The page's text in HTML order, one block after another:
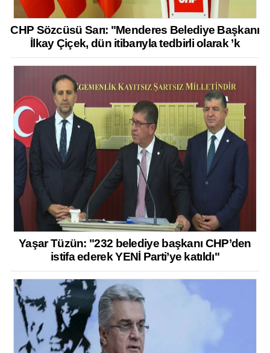
CHP Sözcüsü Sarı: "Menderes Belediye Başkanı
İlkay Çiçek, dün itibarıyla tedbirli olarak ’k
Yaşar Tüzün: "232 belediye başkanı CHP’den
istifa ederek YENİ Parti’ye katıldı"